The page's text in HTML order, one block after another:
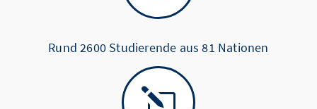
Rund 2600 Studierende aus 81 Nationen